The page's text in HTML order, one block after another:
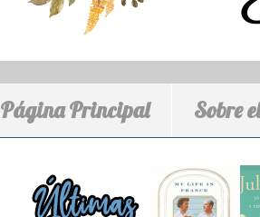
Página Principal Sobre